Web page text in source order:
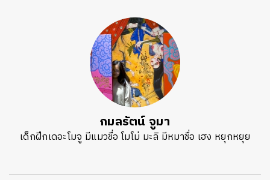
กมลรัตน์ จูมา
เด็กฝึกเดอะโมจู มีแมวชื่อ โมโม่ มะลิ มีหมาชื่อ เฮง หยุกหยุย